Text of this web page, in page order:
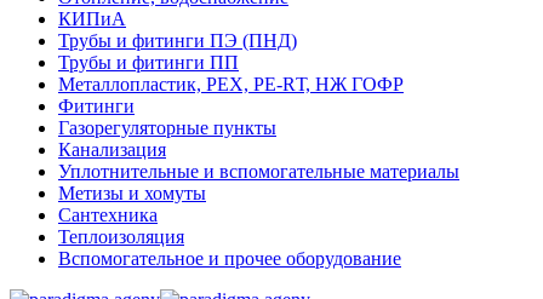
КИПиА
Трубы и фитинги ПЭ (ПНД)
Трубы и фитинги ПП
Металлопластик, РЕХ, РЕ-RТ, НЖ ГОФР
Фитинги
Газорегуляторные пункты
Канализация
Уплотнительные и вспомогательные материалы
Метизы и хомуты
Сантехника
Теплоизоляция
Вспомогательное и прочее оборудование